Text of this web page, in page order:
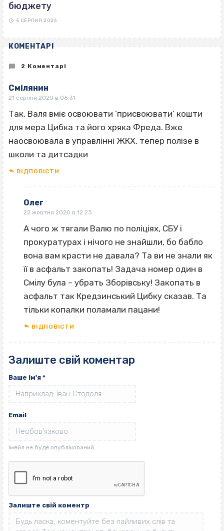
бюджету
5 СЕРПНЯ 2026
КОМЕНТАРІ
2 Коментарі
Смілянин
21 серпня 2020 в 06:31
Так, Валя вміє освоювати ‘присвоювати’ кошти
для мера Цибка та його хряка Фреда. Вже
наосвоювала в управлінні ЖКХ, тепер полізе в
школи та дитсадки
ВІДПОВІCТИ
Олег
22 жовтня 2020 в 12:23
А чого ж тягали Валю по поліціях, СБУ і
прокуратурах і нічого не знайшли, бо бабло
вона вам красти не давала? Та ви не знали як
її в асфальт закопать! Задача номер один в
Смілу була – убрать Зборівську! Закопать в
асфальт так Кредзинський Цибку сказав. Та
тільки копалки поламали пацани!
ВІДПОВІCТИ
Залиште свій коментар
Ваше ім'я *
Email
Залиште свій коментр